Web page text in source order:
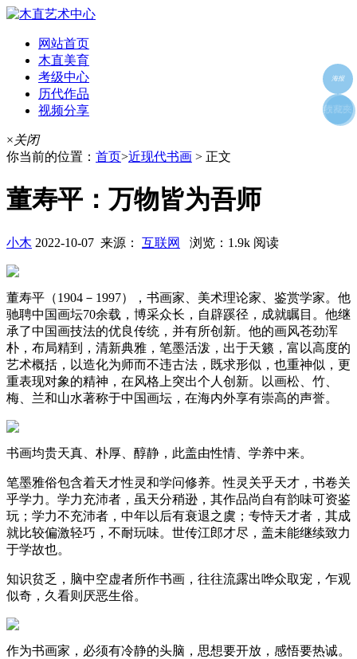
网站首页
木直美育
考级中心
历代作品
视频分享
×关闭
你当前的位置： 首页>近现代书画 > 正文
董寿平：万物皆为吾师
小木 2022-10-07 来源： 互联网 浏览：1.9k 阅读
董寿平（1904－1997），书画家、美术理论家、鉴赏学家。他
驰聘中国画坛70余载，博采众长，自辟蹊径，成就瞩目。他继
承了中国画技法的优良传统，并有所创新。他的画风苍劲浑
朴，布局精到，清新典雅，笔墨活泼，出于天籁，富以高度的
艺术概括，以造化为师而不违古法，既求形似，也重神似，更
重表现对象的精神，在风格上突出个人创新。以画松、竹、
梅、兰和山水著称于中国画坛，在海内外享有崇高的声誉。
书画均贵天真、朴厚、醇静，此盖由性情、学养中来。
笔墨雅俗包含着天才性灵和学问修养。性灵关乎天才，书卷关
乎学力。学力充沛者，虽天分稍逊，其作品尚自有韵味可资鉴
玩；学力不充沛者，中年以后有衰退之虞；专恃天才者，其成
就比较偏激轻巧，不耐玩味。世传江郎才尽，盖未能继续致力
于学故也。
知识贫乏，脑中空虚者所作书画，往往流露出哗众取宠，乍观
似奇，久看则厌恶生俗。
作为书画家，必须有冷静的头脑，思想要开放，感悟要热诚。
海报
好友
朋友圈
收藏夹